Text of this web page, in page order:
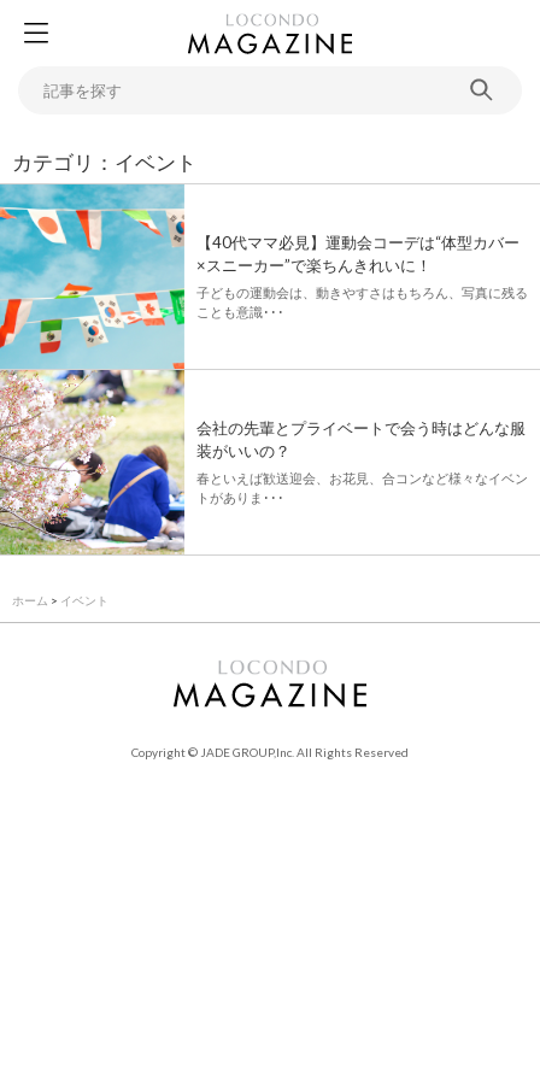
カテゴリ：イベント
【40代ママ必見】運動会コーデは“体型カバー
×スニーカー”で楽ちんきれいに！
子どもの運動会は、動きやすさはもちろん、写真に残る
ことも意識･･･
会社の先輩とプライベートで会う時はどんな服
装がいいの？
春といえば歓送迎会、お花見、合コンなど様々なイベン
トがありま･･･
ホーム > イベント
Copyright © JADE GROUP,Inc. All Rights Reserved